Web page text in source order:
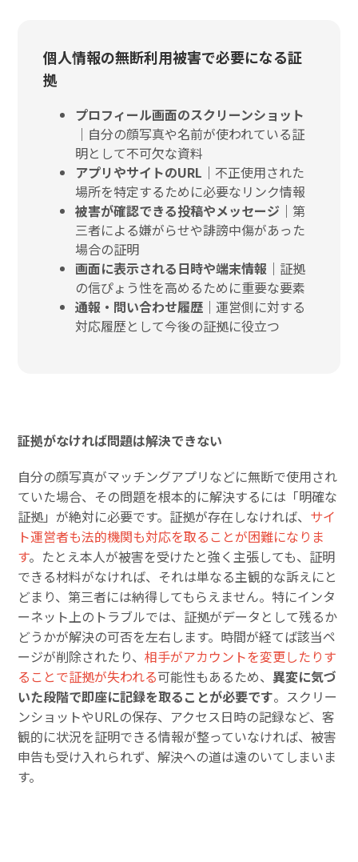
個人情報の無断利用被害で必要になる証
拠
プロフィール画面のスクリーンショット
｜ 自分の顔写真や名前が使われている証
明として不可欠な資料
アプリやサイトのURL｜ 不正使用された
場所を特定するために必要なリンク情報
被害が確認できる投稿やメッセージ｜第
三者による嫌がらせや誹謗中傷があった
場合の証明
画面に表示される日時や端末情報｜ 証拠
の信ぴょう性を高めるために重要な要素
通報・問い合わせ履歴｜運営側に対する
対応履歴として今後の証拠に役立つ
証拠がなければ問題は解決できない
自分の顔写真がマッチングアプリなどに無断で使用され
ていた場合、その問題を根本的に解決するには「明確な
証拠」が絶対に必要です。証拠が存在しなければ、 サイ
ト運営者も法的機関も対応を取ることが困難になりま
す。たとえ本人が被害を受けたと強く主張しても、証明
できる材料がなければ、それは単なる主観的な訴えにと
どまり、第三者には納得してもらえません。特にインタ
ーネット上のトラブルでは、証拠がデータとして残るか
どうかが解決の可否を左右します。時間が経てば該当ペ
ージが削除されたり、相手がアカウントを変更したりす
ることで証拠が失われる可能性もあるため、異変に気づ
いた段階で即座に記録を取ることが必要です。スクリー
ンショットやURLの保存、アクセス日時の記録など、客
観的に状況を証明できる情報が整っていなければ、被害
申告も受け入れられず、解決への道は遠のいてしまいま
す。